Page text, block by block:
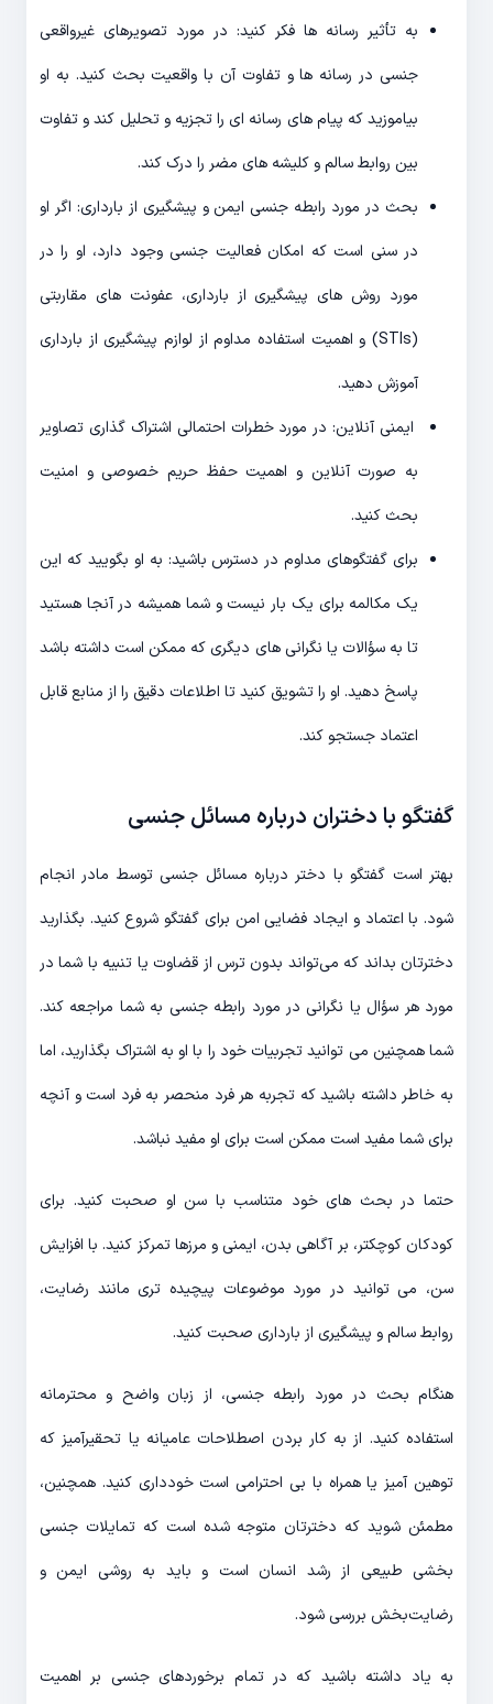
به تأثیر رسانه ها فکر کنید: در مورد تصویرهای غیرواقعی
جنسی در رسانه ها و تفاوت آن با واقعیت بحث کنید. به او
بیاموزید که پیام های رسانه ای را تجزیه و تحلیل کند و تفاوت
بین روابط سالم و کلیشه های مضر را درک کند.
بحث در مورد رابطه جنسی ایمن و پیشگیری از بارداری: اگر او
در سنی است که امکان فعالیت جنسی وجود دارد، او را در
مورد روش های پیشگیری از بارداری، عفونت های مقاربتی
(STIs) و اهمیت استفاده مداوم از لوازم پیشگیری از بارداری
آموزش دهید.
ایمنی آنلاین: در مورد خطرات احتمالی اشتراک گذاری تصاویر
به صورت آنلاین و اهمیت حفظ حریم خصوصی و امنیت
بحث کنید.
برای گفتگوهای مداوم در دسترس باشید: به او بگویید که این
یک مکالمه برای یک بار نیست و شما همیشه در آنجا هستید
تا به سؤالات یا نگرانی های دیگری که ممکن است داشته باشد
پاسخ دهید. او را تشویق کنید تا اطلاعات دقیق را از منابع قابل
اعتماد جستجو کند.
گفتگو با دختران درباره مسائل جنسی
بهتر است گفتگو با دختر درباره مسائل جنسی توسط مادر انجام
شود. با اعتماد و ایجاد فضایی امن برای گفتگو شروع کنید. بگذارید
دخترتان بداند که می‌تواند بدون ترس از قضاوت یا تنبیه با شما در
مورد هر سؤال یا نگرانی در مورد رابطه جنسی به شما مراجعه کند.
شما همچنین می توانید تجربیات خود را با او به اشتراک بگذارید، اما
به خاطر داشته باشید که تجربه هر فرد منحصر به فرد است و آنچه
برای شما مفید است ممکن است برای او مفید نباشد.
حتما در بحث های خود متناسب با سن او صحبت کنید. برای
کودکان کوچکتر، بر آگاهی بدن، ایمنی و مرزها تمرکز کنید. با افزایش
سن، می توانید در مورد موضوعات پیچیده تری مانند رضایت،
روابط سالم و پیشگیری از بارداری صحبت کنید.
هنگام بحث در مورد رابطه جنسی، از زبان واضح و محترمانه
استفاده کنید. از به کار بردن اصطلاحات عامیانه یا تحقیرآمیز که
توهین آمیز یا همراه با بی احترامی است خودداری کنید. همچنین،
مطمئن شوید که دخترتان متوجه شده است که تمایلات جنسی
بخشی طبیعی از رشد انسان است و باید به روشی ایمن و
رضایت‌بخش بررسی شود.
به یاد داشته باشید که در تمام برخوردهای جنسی بر اهمیت